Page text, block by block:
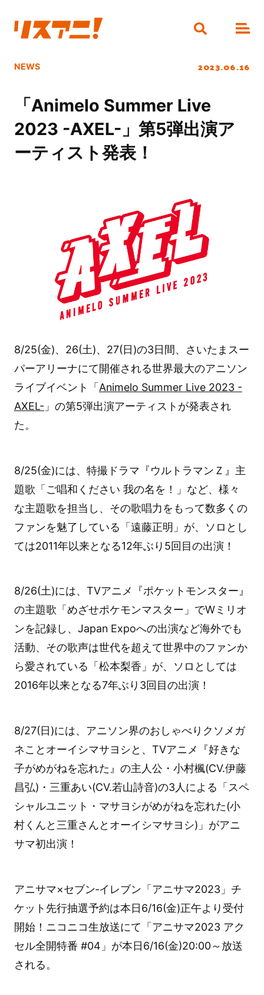
NEWS 2023.06.16
「Animelo Summer Live
2023 -AXEL-」第5弾出演ア
ーティスト発表！
8/25(金)、26(土)、27(日)の3日間、さいたまスー
パーアリーナにて開催される世界最大のアニソン
ライブイベント「Animelo Summer Live 2023 -
AXEL- 」の第5弾出演アーティストが発表され
た。
8/25(金)には、特撮ドラマ『ウルトラマンＺ』主
題歌「ご唱和ください 我の名を！」など、様々
な主題歌を担当し、その歌唱力をもって数多くの
ファンを魅了している「遠藤正明」が、ソロとし
ては2011年以来となる12年ぶり5回目の出演！
8/26(土)には、TVアニメ『ポケットモンスター』
の主題歌「めざせポケモンマスター」でWミリオ
ンを記録し、Japan Expoへの出演など海外でも
活動、その歌声は世代を超えて世界中のファンか
ら愛されている「松本梨香」が、ソロとしては
2016年以来となる7年ぶり3回目の出演！
8/27(日)には、アニソン界のおしゃべりクソメガ
ネことオーイシマサヨシと、TVアニメ『好きな
子がめがねを忘れた』の主人公・小村楓(CV.伊藤
昌弘)・三重あい(CV.若山詩音)の3人による「スペ
シャルユニット・マサヨシがめがねを忘れた(小
村くんと三重さんとオーイシマサヨシ)」がアニ
サマ初出演！
アニサマ×セブン‐イレブン「アニサマ2023」チ
ケット先行抽選予約は本日6/16(金)正午より受付
開始！ニコニコ生放送にて「アニサマ2023 アク
セル全開特番 #04」が本日6/16(金)20:00～放送
される。